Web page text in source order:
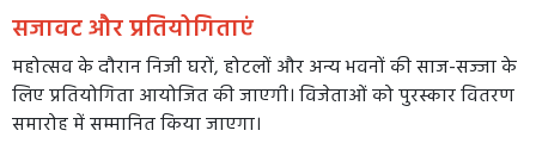
सजावट और प्रतियोगिताएं
महोत्सव के दौरान निजी घरों, होटलों और अन्य भवनों की साज-सज्जा के
लिए प्रतियोगिता आयोजित की जाएगी। विजेताओं को पुरस्कार वितरण
समारोह में सम्मानित किया जाएगा।